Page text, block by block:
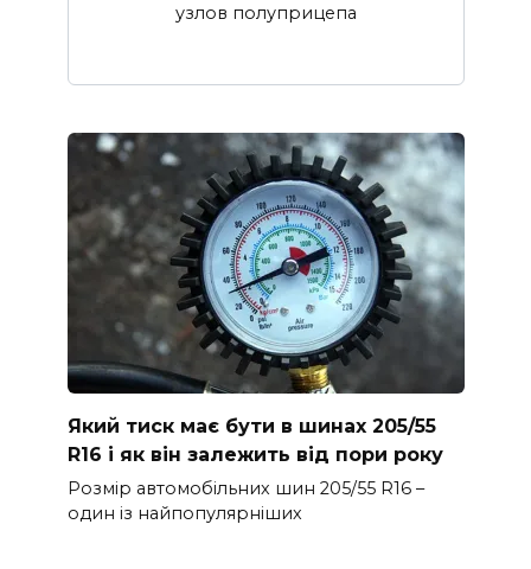
узлов полуприцепа
Який тиск має бути в шинах 205/55
R16 і як він залежить від пори року
Розмір автомобільних шин 205/55 R16 –
один із найпопулярніших